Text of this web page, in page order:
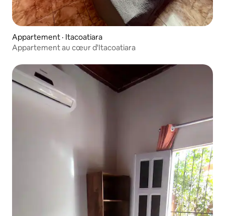
Appartement · Itacoatiara
Appartement au cœur d'Itacoatiara